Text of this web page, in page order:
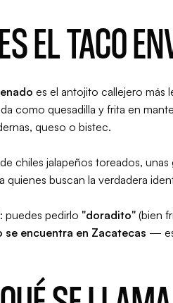
EL TACO
es el antojito callejero más
como quesadilla y frita en
queso o bistec.
chiles jalapeños toreados,
quienes buscan la verdadera
puedes pedirlo "doradito" (bien
se encuentra en Zacatecas —